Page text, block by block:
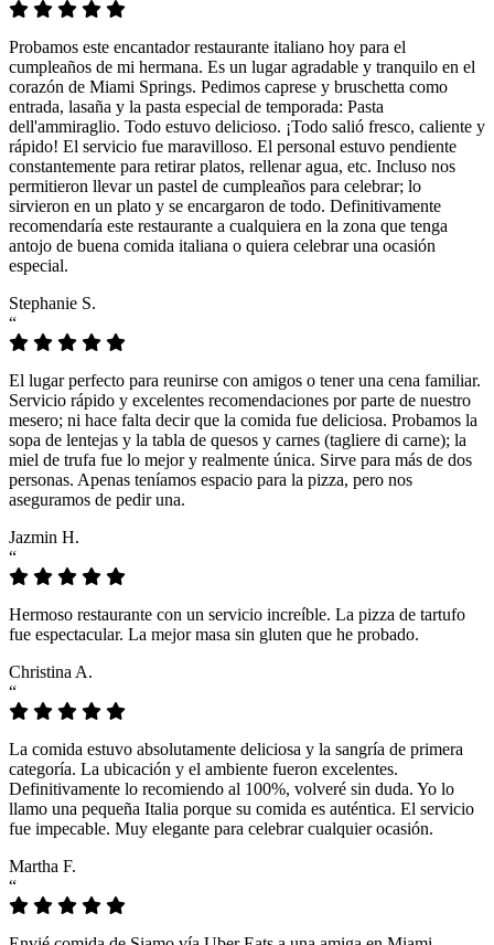
Probamos este encantador restaurante italiano hoy para el
cumpleaños de mi hermana. Es un lugar agradable y tranquilo en el
corazón de Miami Springs. Pedimos caprese y bruschetta como
entrada, lasaña y la pasta especial de temporada: Pasta
dell'ammiraglio. Todo estuvo delicioso. ¡Todo salió fresco, caliente y
rápido! El servicio fue maravilloso. El personal estuvo pendiente
constantemente para retirar platos, rellenar agua, etc. Incluso nos
permitieron llevar un pastel de cumpleaños para celebrar; lo
sirvieron en un plato y se encargaron de todo. Definitivamente
recomendaría este restaurante a cualquiera en la zona que tenga
antojo de buena comida italiana o quiera celebrar una ocasión
especial.
Stephanie S.
“
El lugar perfecto para reunirse con amigos o tener una cena familiar.
Servicio rápido y excelentes recomendaciones por parte de nuestro
mesero; ni hace falta decir que la comida fue deliciosa. Probamos la
sopa de lentejas y la tabla de quesos y carnes (tagliere di carne); la
miel de trufa fue lo mejor y realmente única. Sirve para más de dos
personas. Apenas teníamos espacio para la pizza, pero nos
aseguramos de pedir una.
Jazmin H.
“
Hermoso restaurante con un servicio increíble. La pizza de tartufo
fue espectacular. La mejor masa sin gluten que he probado.
Christina A.
“
La comida estuvo absolutamente deliciosa y la sangría de primera
categoría. La ubicación y el ambiente fueron excelentes.
Definitivamente lo recomiendo al 100%, volveré sin duda. Yo lo
llamo una pequeña Italia porque su comida es auténtica. El servicio
fue impecable. Muy elegante para celebrar cualquier ocasión.
Martha F.
“